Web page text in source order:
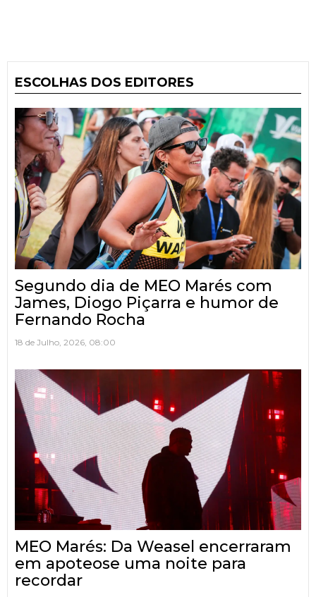
ESCOLHAS DOS EDITORES
Segundo dia de MEO Marés com
James, Diogo Piçarra e humor de
Fernando Rocha
18 de Julho, 2026, 08:00
MEO Marés: Da Weasel encerraram
em apoteose uma noite para
recordar